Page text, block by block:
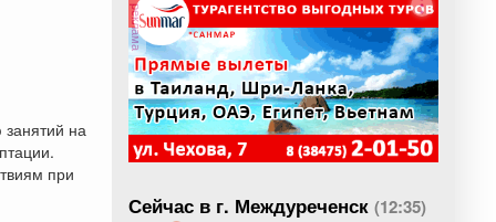
на
при
реклама
Сейчас в г. Междуреченск (12:35)